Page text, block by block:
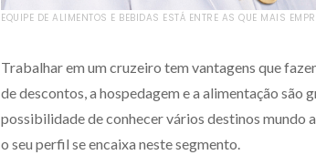
EQUIPE DE ALIMENTOS E BEBIDAS ESTÁ ENTRE AS QUE MAIS
Trabalhar em um cruzeiro tem vantagens que
de descontos, a hospedagem e a alimentação
possibilidade de conhecer vários destinos
o seu perfil se encaixa neste segmento.